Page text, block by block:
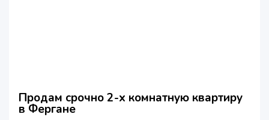
Продам срочно 2-х комнатную квартиру
в Фергане